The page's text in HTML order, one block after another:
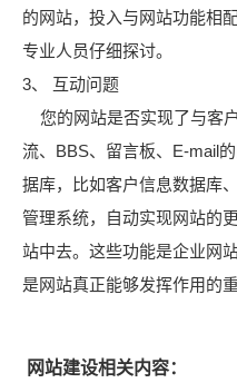
的网站，投入与网站功能相
专业人员仔细探讨。
3、 互动问题
您的网站是否实现了与客
流、BBS、留言板、E-mail
据库，比如客户信息数据库
管理系统，自动实现网站的
站中去。这些功能是企业网
是网站真正能够发挥作用的重
网站建设相关内容：